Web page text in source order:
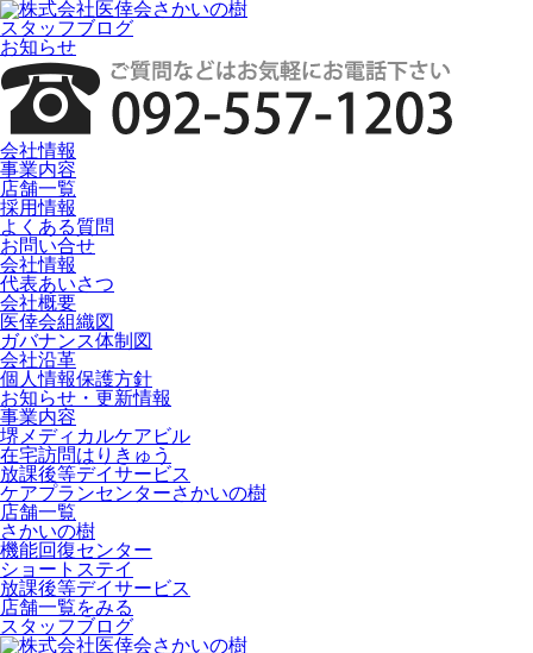
スタッフブログ
お知らせ
会社情報
事業内容
店舗一覧
採用情報
よくある質問
お問い合せ
会社情報
代表あいさつ
会社概要
医倖会組織図
ガバナンス体制図
会社沿革
個人情報保護方針
お知らせ・更新情報
事業内容
堺メディカルケアビル
在宅訪問はりきゅう
放課後等デイサービス
ケアプランセンターさかいの樹
店舗一覧
さかいの樹
機能回復センター
ショートステイ
放課後等デイサービス
店舗一覧をみる
スタッフブログ